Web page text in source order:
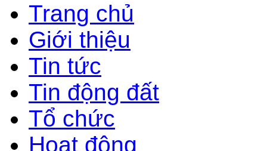
Trang chủ
Giới thiệu
Tin tức
Tin động đất
Tổ chức
Hoạt động